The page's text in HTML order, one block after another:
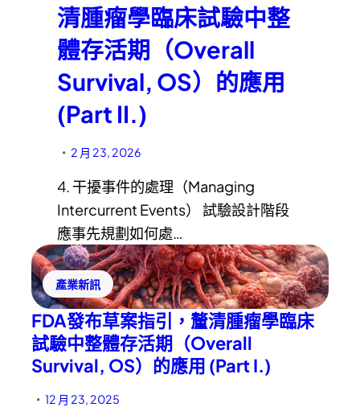
清腫瘤學臨床試驗中整
體存活期（Overall
Survival, OS）的應用
(Part II.)
• 2 月 23, 2026
4. 干擾事件的處理（Managing
Intercurrent Events） 試驗設計階段
應事先規劃如何處…
產業新訊
FDA發布草案指引，釐清腫瘤學臨床
試驗中整體存活期（Overall
Survival, OS）的應用 (Part I.)
• 12 月 23, 2025